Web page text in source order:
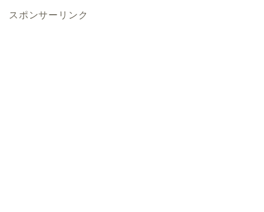
スポンサーリンク